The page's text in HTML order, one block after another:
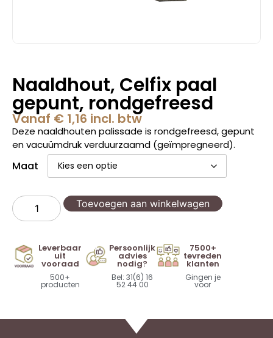
Naaldhout, Celfix paal
gepunt, rondgefreesd
Vanaf € 1,16 incl. btw
Deze naaldhouten palissade is rondgefreesd, gepunt
en vacuümdruk verduurzaamd (geïmpregneerd).
Maat
Toevoegen aan winkelwagen
Leverbaar
uit
vooraad
500+
producten
Persoonlijk
advies
nodig?
Bel: 31(6) 16
52 44 00
7500+
tevreden
klanten
Gingen je
voor